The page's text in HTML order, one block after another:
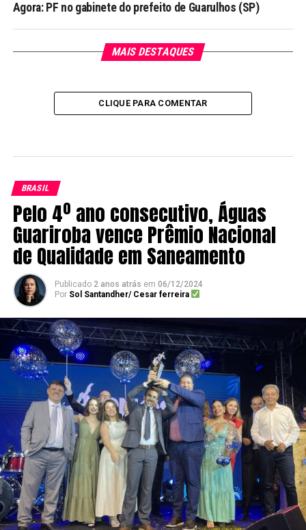
Agora: PF no gabinete do prefeito de Guarulhos (SP)
MAIS DESTAQUES
CLIQUE PARA COMENTAR
BRASIL
Pelo 4º ano consecutivo, Águas
Guariroba vence Prêmio Nacional
de Qualidade em Saneamento
Publicado 2 anos atrás em 06/12/2024
Por Sol Santandher/ Cesar ferreira